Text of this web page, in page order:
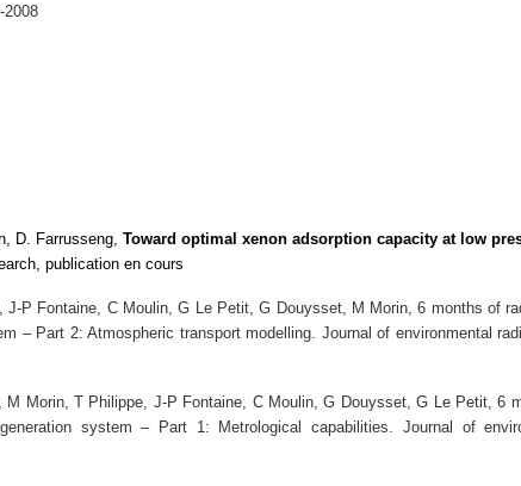
D. Farrusseng,Toward optimal xenon adsorption capacity at low
publication en cours
P Fontaine, C Moulin, G Le Petit, G Douysset, M Morin,6 months of
– Part 2: Atmospheric transport modelling. Journal of environmental
Morin, T Philippe, J-P Fontaine, C Moulin, G Douysset, G Le Petit,6
system – Part 1: Metrological capabilities. Journal of